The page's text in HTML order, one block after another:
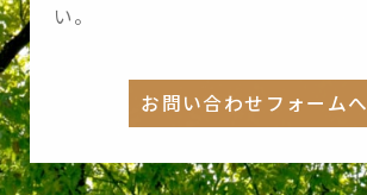
い。
お問い合わせフォームへ